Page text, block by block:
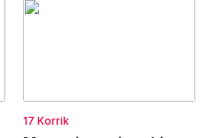
17 Korrik